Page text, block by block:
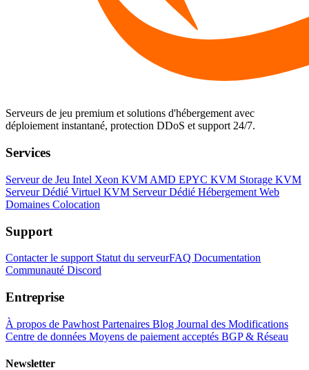
Serveurs de jeu premium et solutions d'hébergement avec
déploiement instantané, protection DDoS et support 24/7.
Services
Serveur de Jeu Intel Xeon KVM AMD EPYC KVM Storage KVM
Serveur Dédié Virtuel KVM Serveur Dédié Hébergement Web
Domaines Colocation
Support
Contacter le support Statut du serveurFAQ Documentation
Communauté Discord
Entreprise
À propos de Pawhost Partenaires Blog Journal des Modifications
Centre de données Moyens de paiement acceptés BGP & Réseau
Newsletter